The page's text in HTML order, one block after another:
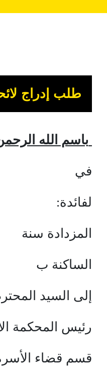
طلب إدراج
باسم الله
في
لفائدة:
المزدادة سنة
الساكنة ب
إلى السيد
رئيس المحكمة
قسم قضاء